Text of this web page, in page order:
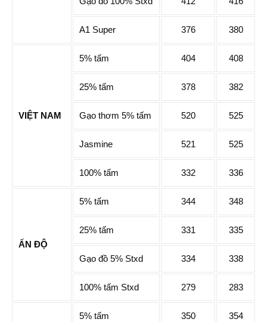
A1 Super 376 380
VIỆT NAM
5% tấm 404 408
25% tấm 378 382
Gạo thơm 5% tấm 520 525
Jasmine 521 525
100% tấm 332 336
ẤN ĐỘ
5% tấm 344 348
25% tấm 331 335
Gạo đồ 5% Stxd 334 338
100% tấm Stxd 279 283
5% tấm 350 354